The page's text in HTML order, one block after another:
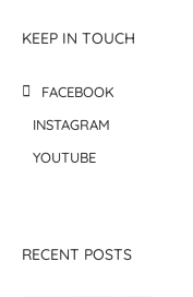
KEEP IN TOUCH
FACEBOOK
INSTAGRAM
YOUTUBE
RECENT POSTS